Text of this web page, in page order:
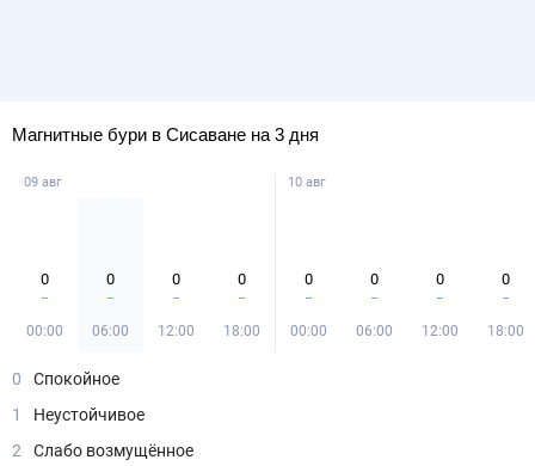
Магнитные бури в Сисаване на 3 дня
09 авг
0
00:00
0
06:00
0
12:00
0
18:00
10 авг
0
00:00
0
06:00
0
12:00
0
18:00
0
Спокойное
1
Неустойчивое
2
Слабо возмущённое